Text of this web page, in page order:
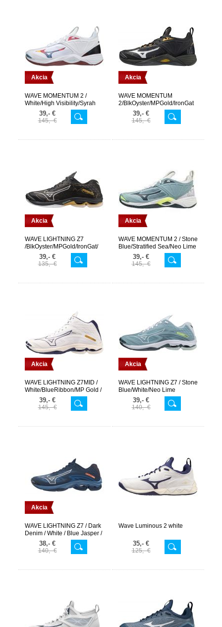
Akcia
WAVE MOMENTUM 2 /
White/High Visibility/Syrah
39,- €
145,- €
Akcia
WAVE MOMENTUM
2/BlkOyster/MPGold/IronGat
39,- €
145,- €
Akcia
WAVE LIGHTNING Z7
/BlkOyster/MPGold/IronGat/
39,- €
135,- €
Akcia
WAVE MOMENTUM 2 / Stone
Blue/Stratified Sea/Neo Lime
39,- €
145,- €
Akcia
WAVE LIGHTNING Z7MID /
White/BlueRibbon/MP Gold /
39,- €
145,- €
Akcia
WAVE LIGHTNING Z7 / Stone
Blue/White/Neo Lime
39,- €
140,- €
Akcia
WAVE LIGHTNING Z7 / Dark
Denim / White / Blue Jasper /
38,- €
140,- €
Wave Luminous 2 white
35,- €
125,- €